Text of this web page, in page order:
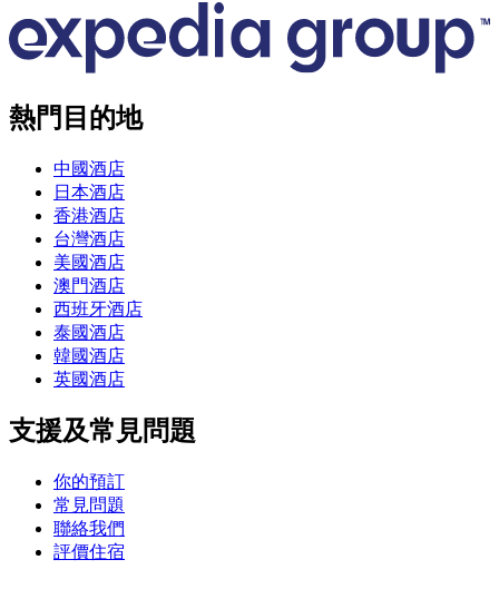
熱門目的地
中國酒店
日本酒店
香港酒店
台灣酒店
美國酒店
澳門酒店
西班牙酒店
泰國酒店
韓國酒店
英國酒店
支援及常見問題
你的預訂
常見問題
聯絡我們
評價住宿